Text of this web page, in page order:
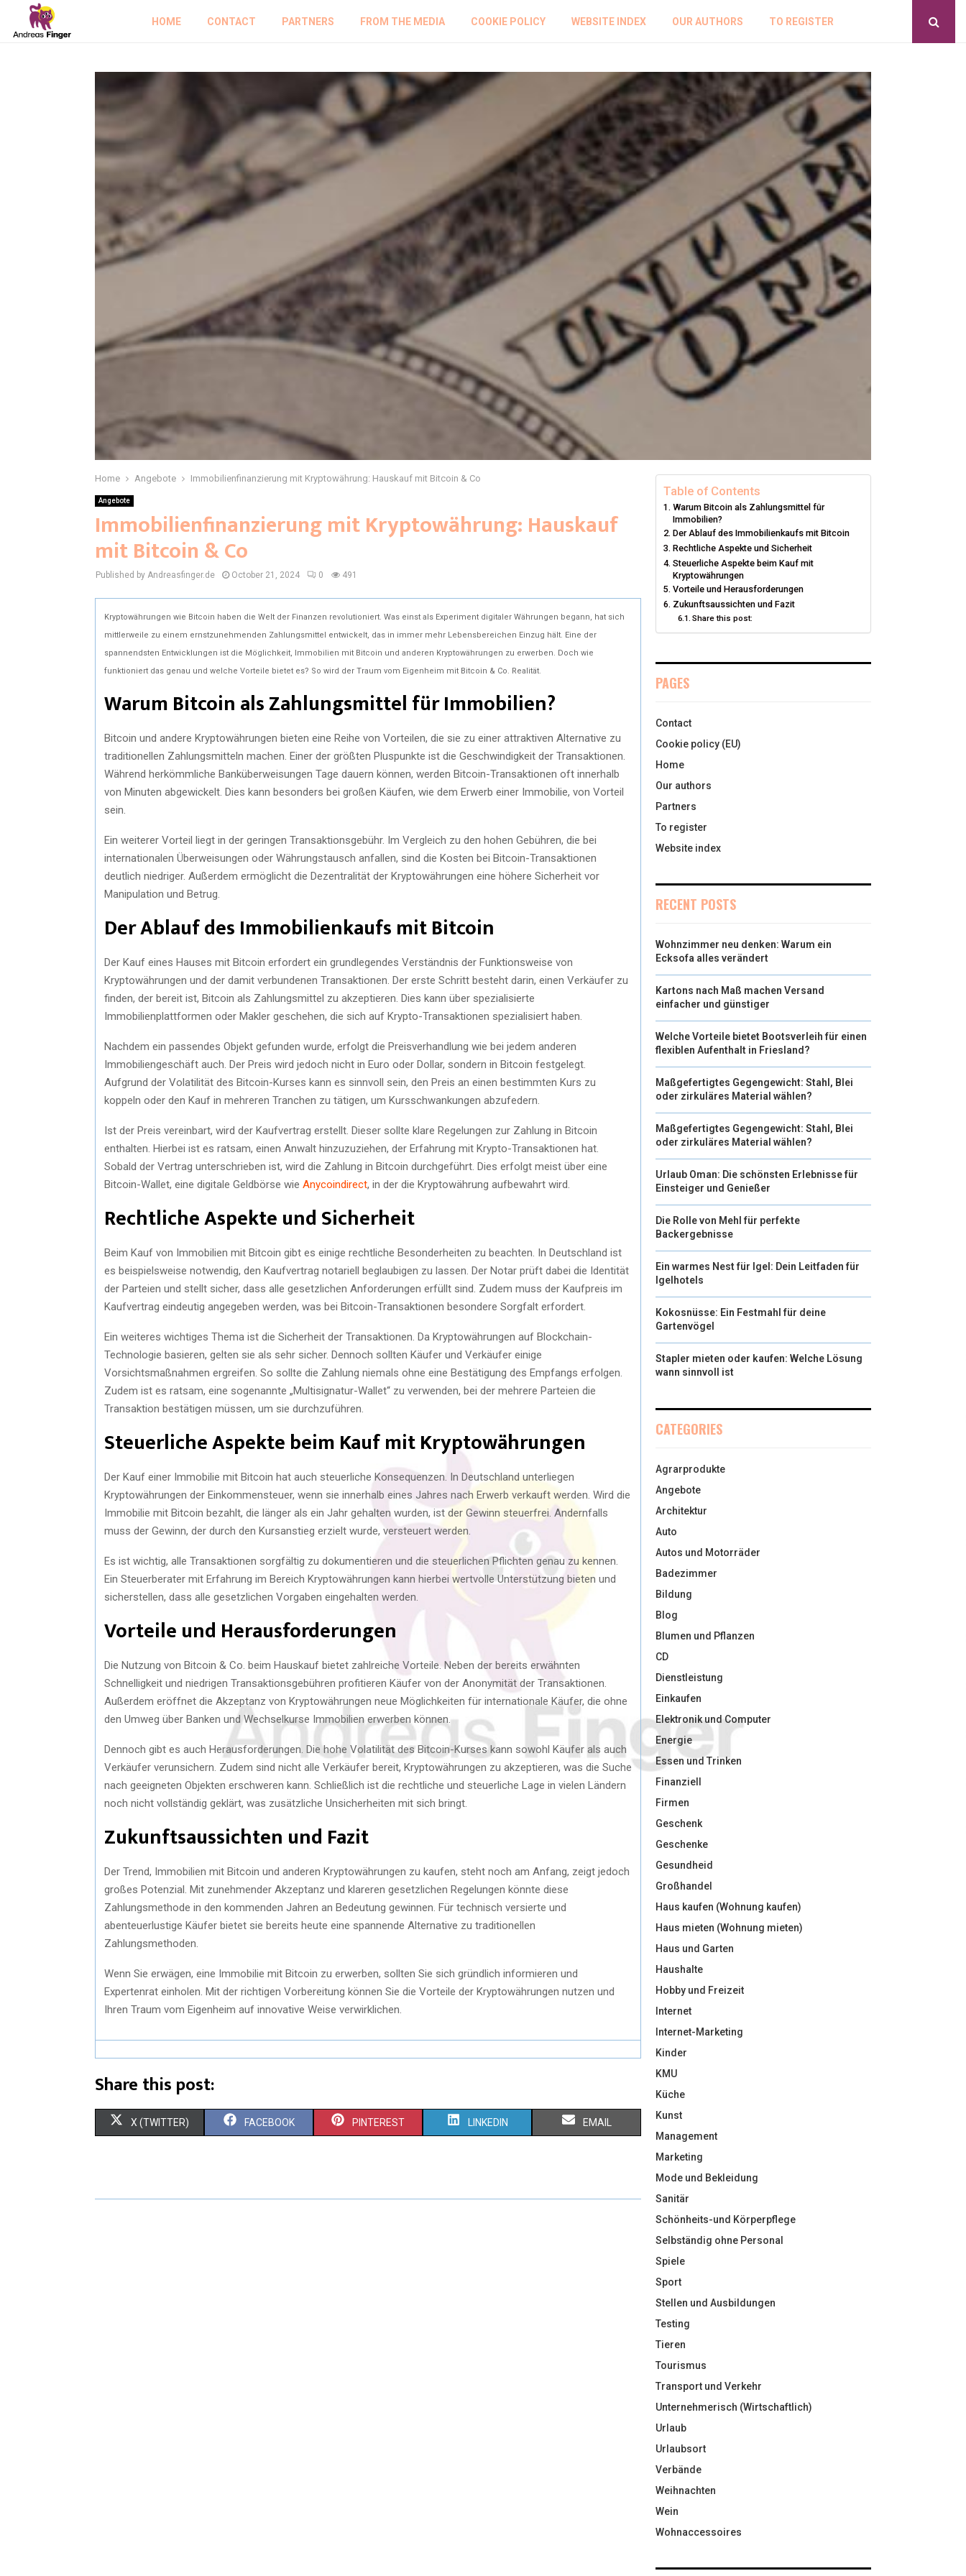
HOME CONTACT PARTNERS FROM THE MEDIA COOKIE POLICY WEBSITE INDEX OUR AUTHORS TO REGISTER
Home Angebote Immobilienfinanzierung mit Kryptowährung: Hauskauf mit Bitcoin & Co
Angebote
Immobilienfinanzierung mit Kryptowährung: Hauskauf
mit Bitcoin & Co
Published by Andreasfinger.de October 21, 2024 0 491
Kryptowährungen wie Bitcoin haben die Welt der Finanzen revolutioniert. Was einst als Experiment digitaler Währungen begann, hat sich
mittlerweile zu einem ernstzunehmenden Zahlungsmittel entwickelt, das in immer mehr Lebensbereichen Einzug hält. Eine der
spannendsten Entwicklungen ist die Möglichkeit, Immobilien mit Bitcoin und anderen Kryptowährungen zu erwerben. Doch wie
funktioniert das genau und welche Vorteile bietet es? So wird der Traum vom Eigenheim mit Bitcoin & Co. Realität.
Warum Bitcoin als Zahlungsmittel für Immobilien?
Bitcoin und andere Kryptowährungen bieten eine Reihe von Vorteilen, die sie zu einer attraktiven Alternative zu
traditionellen Zahlungsmitteln machen. Einer der größten Pluspunkte ist die Geschwindigkeit der Transaktionen.
Während herkömmliche Banküberweisungen Tage dauern können, werden Bitcoin-Transaktionen oft innerhalb
von Minuten abgewickelt. Dies kann besonders bei großen Käufen, wie dem Erwerb einer Immobilie, von Vorteil
sein.
Ein weiterer Vorteil liegt in der geringen Transaktionsgebühr. Im Vergleich zu den hohen Gebühren, die bei
internationalen Überweisungen oder Währungstausch anfallen, sind die Kosten bei Bitcoin-Transaktionen
deutlich niedriger. Außerdem ermöglicht die Dezentralität der Kryptowährungen eine höhere Sicherheit vor
Manipulation und Betrug.
Der Ablauf des Immobilienkaufs mit Bitcoin
Der Kauf eines Hauses mit Bitcoin erfordert ein grundlegendes Verständnis der Funktionsweise von
Kryptowährungen und der damit verbundenen Transaktionen. Der erste Schritt besteht darin, einen Verkäufer zu
finden, der bereit ist, Bitcoin als Zahlungsmittel zu akzeptieren. Dies kann über spezialisierte
Immobilienplattformen oder Makler geschehen, die sich auf Krypto-Transaktionen spezialisiert haben.
Nachdem ein passendes Objekt gefunden wurde, erfolgt die Preisverhandlung wie bei jedem anderen
Immobiliengeschäft auch. Der Preis wird jedoch nicht in Euro oder Dollar, sondern in Bitcoin festgelegt.
Aufgrund der Volatilität des Bitcoin-Kurses kann es sinnvoll sein, den Preis an einen bestimmten Kurs zu
koppeln oder den Kauf in mehreren Tranchen zu tätigen, um Kursschwankungen abzufedern.
Ist der Preis vereinbart, wird der Kaufvertrag erstellt. Dieser sollte klare Regelungen zur Zahlung in Bitcoin
enthalten. Hierbei ist es ratsam, einen Anwalt hinzuzuziehen, der Erfahrung mit Krypto-Transaktionen hat.
Sobald der Vertrag unterschrieben ist, wird die Zahlung in Bitcoin durchgeführt. Dies erfolgt meist über eine
Bitcoin-Wallet, eine digitale Geldbörse wie Anycoindirect, in der die Kryptowährung aufbewahrt wird.
Rechtliche Aspekte und Sicherheit
Beim Kauf von Immobilien mit Bitcoin gibt es einige rechtliche Besonderheiten zu beachten. In Deutschland ist
es beispielsweise notwendig, den Kaufvertrag notariell beglaubigen zu lassen. Der Notar prüft dabei die Identität
der Parteien und stellt sicher, dass alle gesetzlichen Anforderungen erfüllt sind. Zudem muss der Kaufpreis im
Kaufvertrag eindeutig angegeben werden, was bei Bitcoin-Transaktionen besondere Sorgfalt erfordert.
Ein weiteres wichtiges Thema ist die Sicherheit der Transaktionen. Da Kryptowährungen auf Blockchain-
Technologie basieren, gelten sie als sehr sicher. Dennoch sollten Käufer und Verkäufer einige
Vorsichtsmaßnahmen ergreifen. So sollte die Zahlung niemals ohne eine Bestätigung des Empfangs erfolgen.
Zudem ist es ratsam, eine sogenannte „Multisignatur-Wallet“ zu verwenden, bei der mehrere Parteien die
Transaktion bestätigen müssen, um sie durchzuführen.
Steuerliche Aspekte beim Kauf mit Kryptowährungen
Der Kauf einer Immobilie mit Bitcoin hat auch steuerliche Konsequenzen. In Deutschland unterliegen
Kryptowährungen der Einkommensteuer, wenn sie innerhalb eines Jahres nach Erwerb verkauft werden. Wird die
Immobilie mit Bitcoin bezahlt, die länger als ein Jahr gehalten wurden, ist der Gewinn steuerfrei. Andernfalls
muss der Gewinn, der durch den Kursanstieg erzielt wurde, versteuert werden.
Es ist wichtig, alle Transaktionen sorgfältig zu dokumentieren und die steuerlichen Pflichten genau zu kennen.
Ein Steuerberater mit Erfahrung im Bereich Kryptowährungen kann hierbei wertvolle Unterstützung bieten und
sicherstellen, dass alle gesetzlichen Vorgaben eingehalten werden.
Vorteile und Herausforderungen
Die Nutzung von Bitcoin & Co. beim Hauskauf bietet zahlreiche Vorteile. Neben der bereits erwähnten
Schnelligkeit und niedrigen Transaktionsgebühren profitieren Käufer von der Anonymität der Transaktionen.
Außerdem eröffnet die Akzeptanz von Kryptowährungen neue Möglichkeiten für internationale Käufer, die ohne
den Umweg über Banken und Wechselkurse Immobilien erwerben können.
Dennoch gibt es auch Herausforderungen. Die hohe Volatilität des Bitcoin-Kurses kann sowohl Käufer als auch
Verkäufer verunsichern. Zudem sind nicht alle Verkäufer bereit, Kryptowährungen zu akzeptieren, was die Suche
nach geeigneten Objekten erschweren kann. Schließlich ist die rechtliche und steuerliche Lage in vielen Ländern
noch nicht vollständig geklärt, was zusätzliche Unsicherheiten mit sich bringt.
Zukunftsaussichten und Fazit
Der Trend, Immobilien mit Bitcoin und anderen Kryptowährungen zu kaufen, steht noch am Anfang, zeigt jedoch
großes Potenzial. Mit zunehmender Akzeptanz und klareren gesetzlichen Regelungen könnte diese
Zahlungsmethode in den kommenden Jahren an Bedeutung gewinnen. Für technisch versierte und
abenteuerlustige Käufer bietet sie bereits heute eine spannende Alternative zu traditionellen
Zahlungsmethoden.
Wenn Sie erwägen, eine Immobilie mit Bitcoin zu erwerben, sollten Sie sich gründlich informieren und
Expertenrat einholen. Mit der richtigen Vorbereitung können Sie die Vorteile der Kryptowährungen nutzen und
Ihren Traum vom Eigenheim auf innovative Weise verwirklichen.
Share this post:
X (TWITTER) FACEBOOK PINTEREST LINKEDIN EMAIL
Table of Contents
Warum Bitcoin als Zahlungsmittel für
Immobilien?
Der Ablauf des Immobilienkaufs mit Bitcoin
Rechtliche Aspekte und Sicherheit
Steuerliche Aspekte beim Kauf mit
Kryptowährungen
Vorteile und Herausforderungen
Zukunftsaussichten und Fazit
Share this post:
PAGES
Contact
Cookie policy (EU)
Home
Our authors
Partners
To register
Website index
RECENT POSTS
Wohnzimmer neu denken: Warum ein
Ecksofa alles verändert
Kartons nach Maß machen Versand
einfacher und günstiger
Welche Vorteile bietet Bootsverleih für einen
flexiblen Aufenthalt in Friesland?
Maßgefertigtes Gegengewicht: Stahl, Blei
oder zirkuläres Material wählen?
Maßgefertigtes Gegengewicht: Stahl, Blei
oder zirkuläres Material wählen?
Urlaub Oman: Die schönsten Erlebnisse für
Einsteiger und Genießer
Die Rolle von Mehl für perfekte
Backergebnisse
Ein warmes Nest für Igel: Dein Leitfaden für
Igelhotels
Kokosnüsse: Ein Festmahl für deine
Gartenvögel
Stapler mieten oder kaufen: Welche Lösung
wann sinnvoll ist
CATEGORIES
Agrarprodukte
Angebote
Architektur
Auto
Autos und Motorräder
Badezimmer
Bildung
Blog
Blumen und Pflanzen
CD
Dienstleistung
Einkaufen
Elektronik und Computer
Energie
Essen und Trinken
Finanziell
Firmen
Geschenk
Geschenke
Gesundheid
Großhandel
Haus kaufen (Wohnung kaufen)
Haus mieten (Wohnung mieten)
Haus und Garten
Haushalte
Hobby und Freizeit
Internet
Internet-Marketing
Kinder
KMU
Küche
Kunst
Management
Marketing
Mode und Bekleidung
Sanitär
Schönheits-und Körperpflege
Selbständig ohne Personal
Spiele
Sport
Stellen und Ausbildungen
Testing
Tieren
Tourismus
Transport und Verkehr
Unternehmerisch (Wirtschaftlich)
Urlaub
Urlaubsort
Verbände
Weihnachten
Wein
Wohnaccessoires